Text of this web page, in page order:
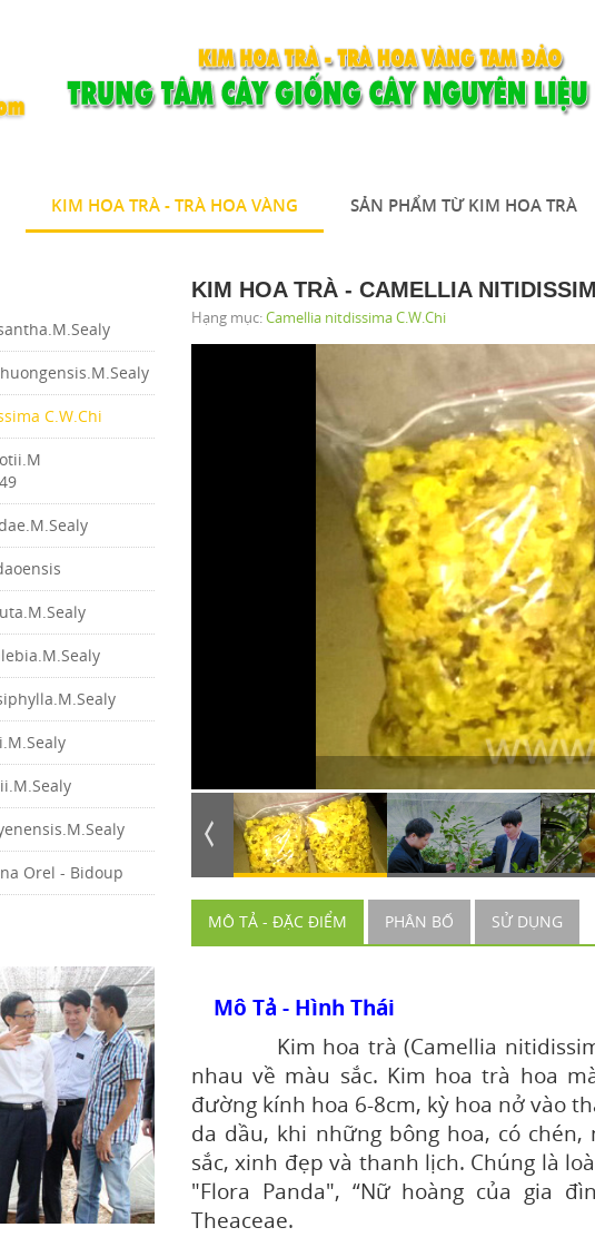
KIM HOA TRÀ - TRÀ HOA VÀNG SẢN PHẨM TỪ KIM HOA TRÀ
KIM HOA TRÀ - CAMELLIA
Hạng mục:Camellia nitdissima C.W.Chi
MÔ TẢ - ĐẶC ĐIỂM PHÂN BỐ SỬ DỤNG
Mô Tả - Hình Thái
Kim hoa trà (Camellia
nhau về màu sắc. Kim hoa trà hoa
đường kính hoa 6-8cm, kỳ hoa nở vào
da dầu, khi những bông hoa, có
sắc, xinh đẹp và thanh lịch. Chúng là
"Flora Panda", “Nữ hoàng của gia
Theaceae.
C.W.Chi
Orel - Bidoup